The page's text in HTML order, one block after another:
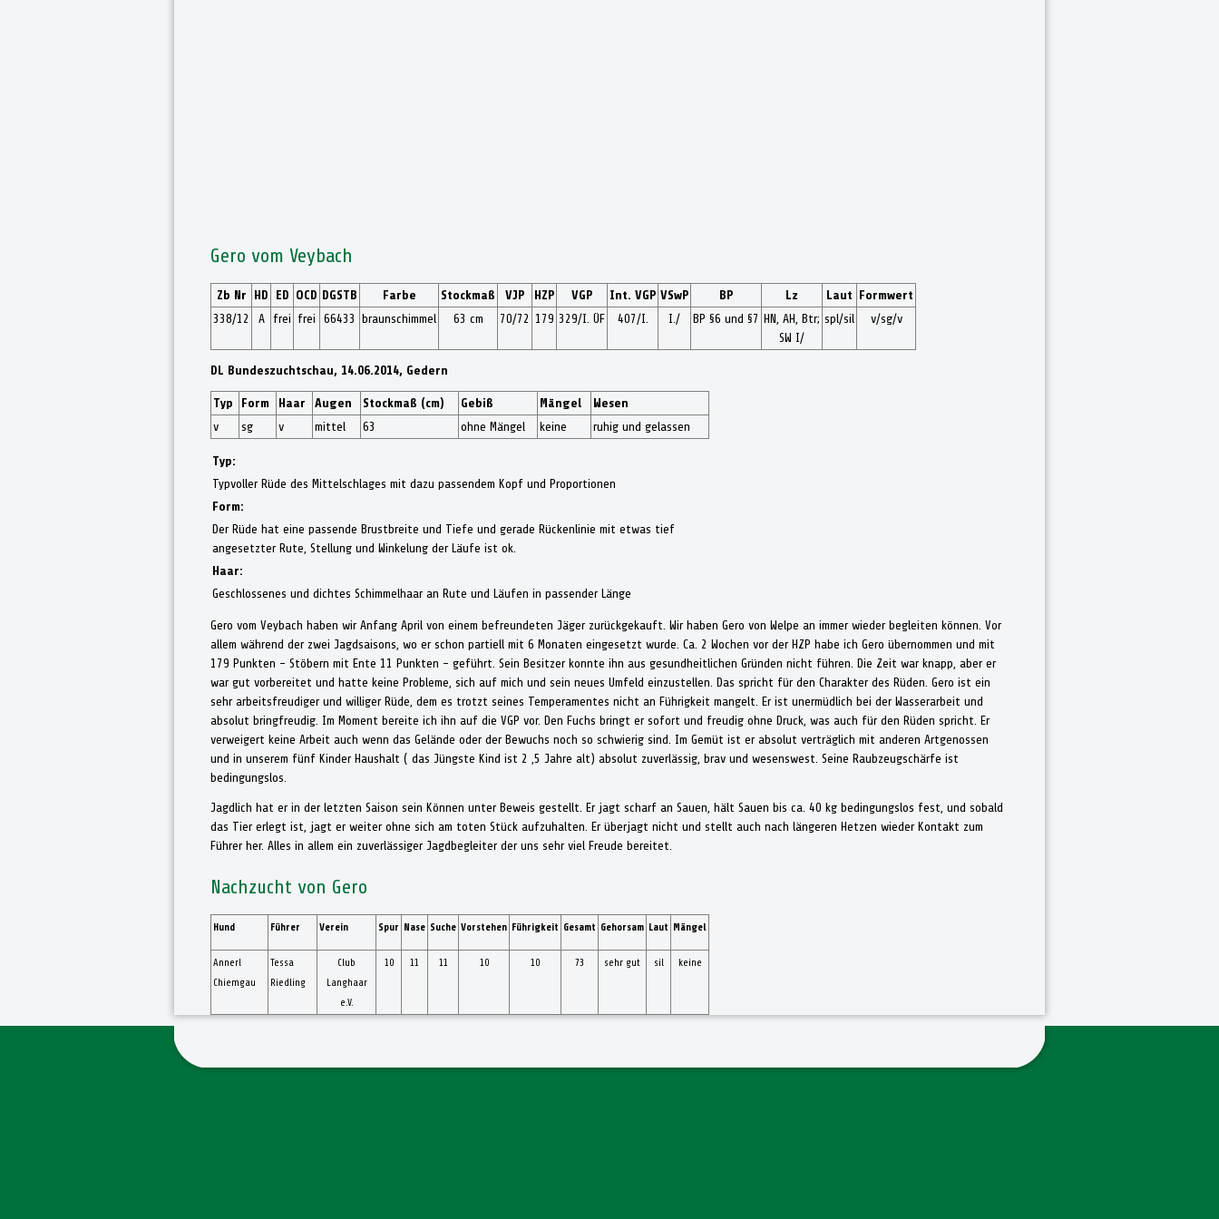
Gero vom Veybach
Zb Nr HD ED OCD DGSTB Farbe Stockmaß VJP HZP VGP Int. VGP VSwP BP Lz Laut
Formwert
338/12
A frei frei 66433 braunschimmel 63 cm 70/72 179 329/I. ÜF 407/I. I./ BP §6 und §7 HN, AH, Btr;
SW I/
spl/sil v/sg/v
DL Bundeszuchtschau, 14.06.2014, Gedern
Typ Form Haar Augen Stockmaß (cm) Gebiß Mängel
Wesen
v
sg v mittel 63 ohne Mängel keine ruhig und gelassen
Typ:
Typvoller Rüde des Mittelschlages mit dazu passendem Kopf und Proportionen
Form:
Der Rüde hat eine passende Brustbreite und Tiefe und gerade Rückenlinie mit etwas tief
angesetzter Rute, Stellung und Winkelung der Läufe ist ok.
Haar:
Geschlossenes und dichtes Schimmelhaar an Rute und Läufen in passender Länge
Gero vom Veybach haben wir Anfang April von einem befreundeten Jäger zurückgekauft. Wir haben Gero von Welpe an immer wieder begleiten können. Vor
allem während der zwei Jagdsaisons, wo er schon partiell mit 6 Monaten eingesetzt wurde. Ca. 2 Wochen vor der HZP habe ich Gero übernommen und mit
179 Punkten - Stöbern mit Ente 11 Punkten - geführt. Sein Besitzer konnte ihn aus gesundheitlichen Gründen nicht führen. Die Zeit war knapp, aber er
war gut vorbereitet und hatte keine Probleme, sich auf mich und sein neues Umfeld einzustellen. Das spricht für den Charakter des Rüden. Gero ist ein
sehr arbeitsfreudiger und williger Rüde, dem es trotzt seines Temperamentes nicht an Führigkeit mangelt. Er ist unermüdlich bei der Wasserarbeit und
absolut bringfreudig. Im Moment bereite ich ihn auf die VGP vor. Den Fuchs bringt er sofort und freudig ohne Druck, was auch für den Rüden spricht. Er
verweigert keine Arbeit auch wenn das Gelände oder der Bewuchs noch so schwierig sind. Im Gemüt ist er absolut verträglich mit anderen Artgenossen
und in unserem fünf Kinder Haushalt ( das Jüngste Kind ist 2 ,5 Jahre alt) absolut zuverlässig, brav und wesenswest. Seine Raubzeugschärfe ist
bedingungslos.
Jagdlich hat er in der letzten Saison sein Können unter Beweis gestellt. Er jagt scharf an Sauen, hält Sauen bis ca. 40 kg bedingungslos fest, und sobald
das Tier erlegt ist, jagt er weiter ohne sich am toten Stück aufzuhalten. Er überjagt nicht und stellt auch nach längeren Hetzen wieder Kontakt zum
Führer her. Alles in allem ein zuverlässiger Jagdbegleiter der uns sehr viel Freude bereitet.
Nachzucht von Gero
Hund Führer Verein Spur Nase Suche Vorstehen Führigkeit Gesamt Gehorsam Laut Mängel
Annerl
Chiemgau
Tessa
Riedling
Club
Langhaar
e.V.
10 11 11 10 10 73 sehr gut sil keine